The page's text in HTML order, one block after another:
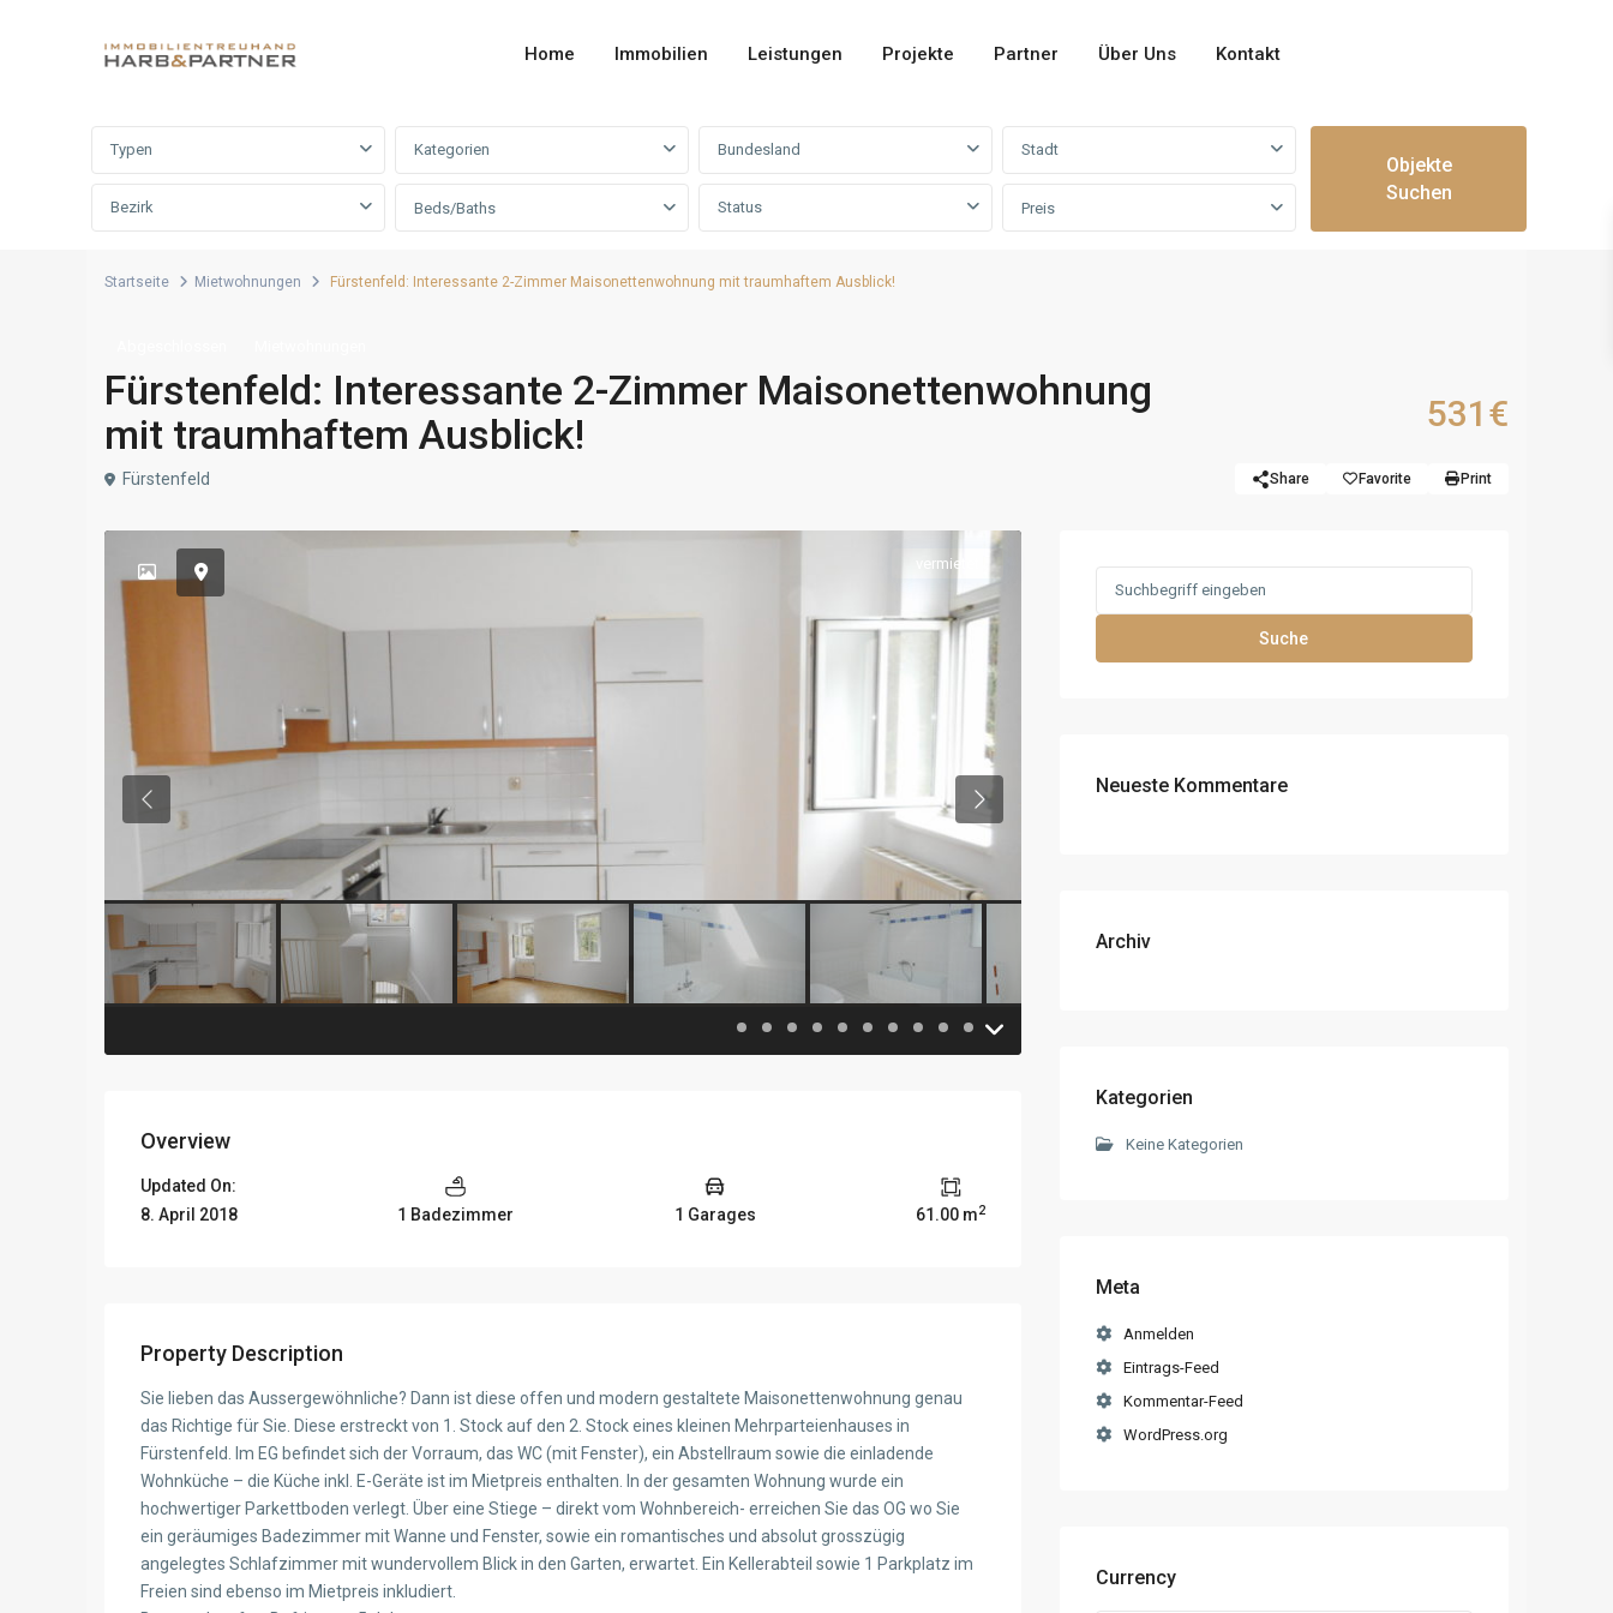
Home Immobilien Leistungen Projekte Partner Über Uns
Kontakt
Typen Kategorien Bundesland Stadt
Bezirk Beds/Baths Status Preis
Objekte
Suchen
Startseite Mietwohnungen Fürstenfeld: Interessante 2-Zimmer Maisonettenwohnung mit traumhaftem Ausblick!
Fürstenfeld: Interessante 2-Zimmer Maisonettenwohnung
mit traumhaftem Ausblick!
531€
Fürstenfeld Share Favorite Print
vermietet
Previous Previous
Overview
Updated On:
8. April 2018
1 Badezimmer 1 Garages 61.00 m2
Property Description
Sie lieben das Aussergewöhnliche? Dann ist diese offen und modern gestaltete Maisonettenwohnung genau
das Richtige für Sie. Diese erstreckt von 1. Stock auf den 2. Stock eines kleinen Mehrparteienhauses in
Fürstenfeld. Im EG befindet sich der Vorraum, das WC (mit Fenster), ein Abstellraum sowie die einladende
Wohnküche – die Küche inkl. E-Geräte ist im Mietpreis enthalten. In der gesamten Wohnung wurde ein
hochwertiger Parkettboden verlegt. Über eine Stiege – direkt vom Wohnbereich- erreichen Sie das OG wo Sie
ein geräumiges Badezimmer mit Wanne und Fenster, sowie ein romantisches und absolut grosszügig
angelegtes Schlafzimmer mit wundervollem Blick in den Garten, erwartet. Ein Kellerabteil sowie 1 Parkplatz im
Freien sind ebenso im Mietpreis inkludiert.
Search
Suche
Neueste Kommentare
Archiv
Kategorien
Keine Kategorien
Meta
Anmelden
Eintrags-Feed
Kommentar-Feed
WordPress.org
Currency